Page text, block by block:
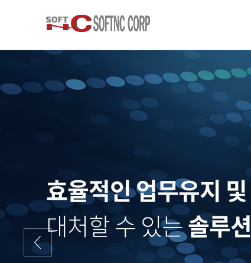
효율적인 업무유지
대처할 수 있는솔루션